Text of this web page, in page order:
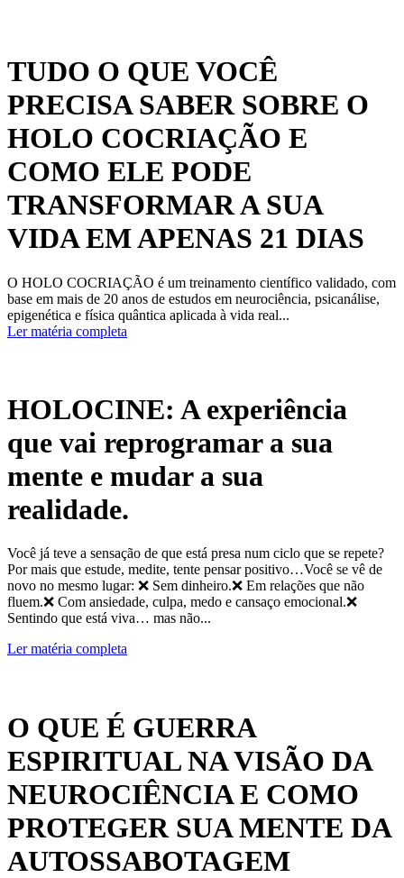
TUDO O QUE VOCÊ
PRECISA SABER SOBRE O
HOLO COCRIAÇÃO E
COMO ELE PODE
TRANSFORMAR A SUA
VIDA EM APENAS 21 DIAS
O HOLO COCRIAÇÃO é um treinamento científico validado, com
base em mais de 20 anos de estudos em neurociência, psicanálise,
epigenética e física quântica aplicada à vida real...
Ler matéria completa
HOLOCINE: A experiência
que vai reprogramar a sua
mente e mudar a sua
realidade.
Você já teve a sensação de que está presa num ciclo que se repete?
Por mais que estude, medite, tente pensar positivo…Você se vê de
novo no mesmo lugar: ❌ Sem dinheiro.❌ Em relações que não
fluem.❌ Com ansiedade, culpa, medo e cansaço emocional.❌
Sentindo que está viva… mas não...
Ler matéria completa
O QUE É GUERRA
ESPIRITUAL NA VISÃO DA
NEUROCIÊNCIA E COMO
PROTEGER SUA MENTE DA
AUTOSSABOTAGEM